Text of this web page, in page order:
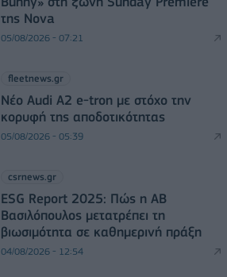
της Nova
05/08/2026 - 07:21
fleetnews.gr
Νέο Audi A2 e-tron με στόχο την
κορυφή της αποδοτικότητας
05/08/2026 - 05:39
csrnews.gr
ESG Report 2025: Πώς η ΑΒ
Βασιλόπουλος μετατρέπει τη
βιωσιμότητα σε καθημερινή πράξη
04/08/2026 - 12:54